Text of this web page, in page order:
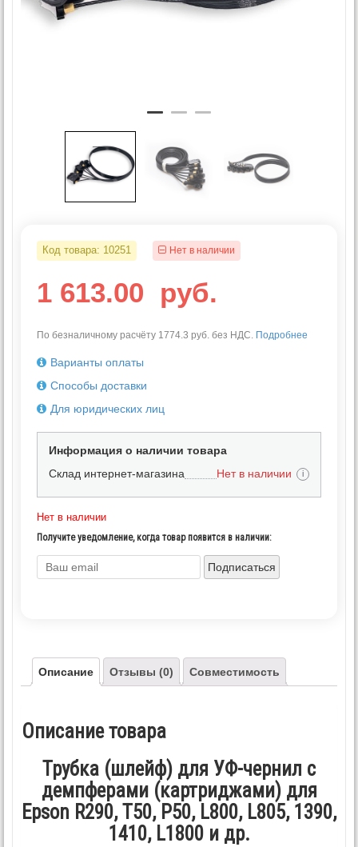
Код товара: 10251 Нет в наличии
1 613.00 руб.
По безналичному расчёту 1774.3 руб. без НДС. Подробнее
Варианты оплаты
Способы доставки
Для юридических лиц
Информация о наличии товара
Склад интернет-магазина
Нет в наличии i
Нет в наличии
Получите уведомление, когда товар появится в наличии:
Подписаться
Описание Отзывы (0) Совместимость
Описание товара
Трубка (шлейф) для УФ-чернил с
демпферами (картриджами) для
Epson R290, T50, P50, L800, L805, 1390,
1410, L1800 и др.